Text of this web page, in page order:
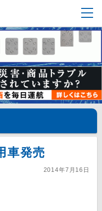
車発売
2014年7月16日